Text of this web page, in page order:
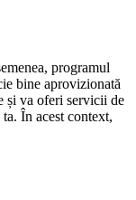
programul
bine aprovizionată
și va oferi servicii de
În acest context,